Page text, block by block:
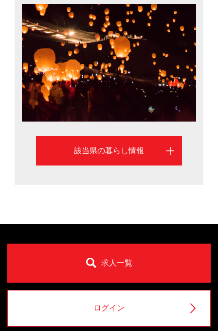
て知られる「長岡大花火大会」も人気です。また、子育
てや教育に力を入れており、高等学校等の進学率は99.6
4％（文部科学省「学校基本調査」2017年）と全国1位。
新潟県での暮らしを考える際に役立つ、新潟市の移住支
援情報を掲載しています。
該当県の暮らし情報
求人一覧
ログイン